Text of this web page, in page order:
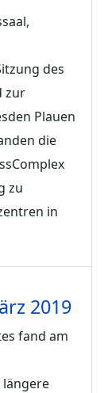
des
zur
Plauen
die
zu
in
2019
fand am